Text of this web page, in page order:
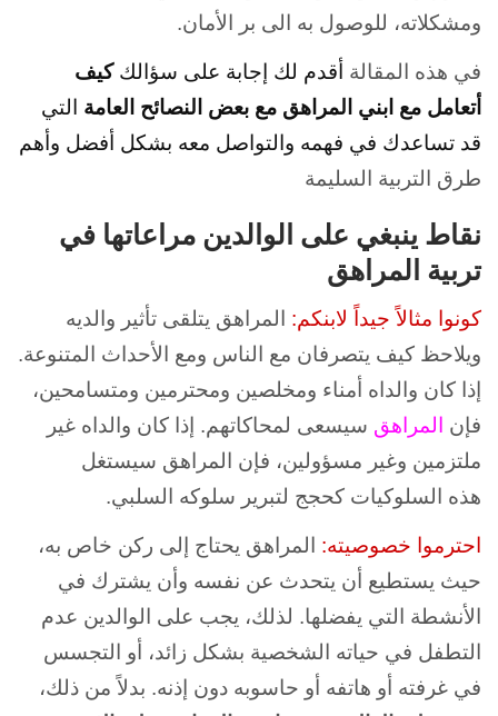
ومشكلاته، للوصول به الى بر الأمان.
في هذه المقالة أقدم لك إجابة على سؤالككيف
أتعامل مع ابني المراهق مع بعض النصائح العامة التي
قد تساعدك في فهمه والتواصل معه بشكل أفضل وأهم
طرق التربية السليمة
نقاط ينبغي على الوالدين مراعاتها في
تربية المراهق
كونوا مثالاً جيداً لابنكم: المراهق يتلقى تأثير والديه
ويلاحظ كيف يتصرفان مع الناس ومع الأحداث المتنوعة.
إذا كان والداه أمناء ومخلصين ومحترمين ومتسامحين،
فإن
المراهق سيسعى لمحاكاتهم. إذا كان والداه غير
ملتزمين وغير مسؤولين، فإن المراهق سيستغل
هذه
السلوكيات كحجج لتبرير سلوكه السلبي.
احترموا خصوصيته: المراهق يحتاج إلى ركن خاص به،
حيث يستطيع أن يتحدث عن نفسه وأن يشترك في
الأنشطة التي يفضلها. لذلك، يجب على الوالدين عدم
التطفل في حياته الشخصية بشكل زائد، أو التجسس
في غرفته أو هاتفه أو حاسوبه دون إذنه. بدلاً من ذلك،